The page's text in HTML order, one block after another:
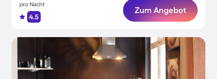
pro Nacht
4.5
Zum Angebot